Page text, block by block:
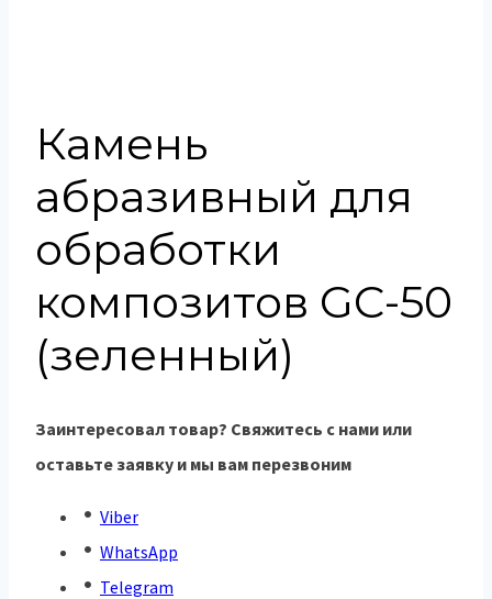
Камень
абразивный для
обработки
композитов GC-50
(зеленный)
Заинтересовал товар? Свяжитесь с нами или
оставьте заявку и мы вам перезвоним
Viber
WhatsApp
Telegram